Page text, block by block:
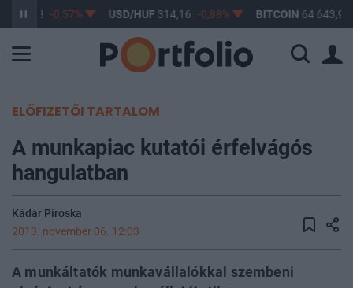
363,33 -0,57% USD/HUF 314,16 -0,88% BITCOIN 64 643,94
ELŐFIZETŐI TARTALOM
A munkapiac kutatói érfelvágós
hangulatban
Kádár Piroska
2013. november 06. 12:03
A munkáltatók munkavállalókkal szembeni